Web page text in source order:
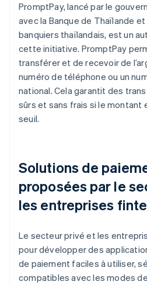
PromptPay, lancé par le
avec la Banque de Thaïlande
banquiers thaïlandais, est un
cette initiative. PromptPay
transférer et de recevoir de
numéro de téléphone ou un
national. Cela garantit des
sûrs et sans frais si le montant
seuil.
Solutions de
proposées par le
les entreprises
Le secteur privé et les
pour développer des
de paiement faciles à utiliser,
compatibles avec les modes